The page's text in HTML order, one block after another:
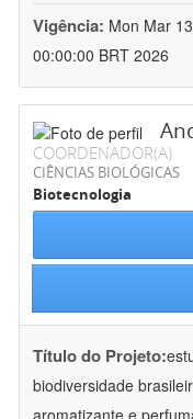
Vigência: Mon Mar
00:00:00 BRT 2026
COORDENADOR(A)
CIÊNCIAS BIOLÓGICAS
Biotecnologia
Título do Projeto:
biodiversidade